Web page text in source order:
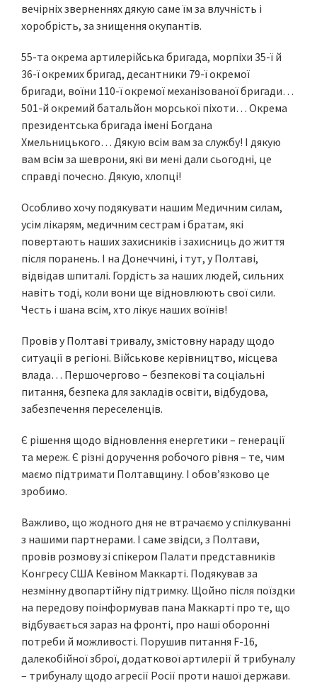
вечірніх зверненнях дякую саме їм за влучність і
хоробрість, за знищення окупантів.
55-та окрема артилерійська бригада, морпіхи 35-ї й
36-ї окремих бригад, десантники 79-ї окремої
бригади, воїни 110-ї окремої механізованої бригади…
501-й окремий батальйон морської піхоти… Окрема
президентська бригада імені Богдана
Хмельницького… Дякую всім вам за службу! І дякую
вам всім за шеврони, які ви мені дали сьогодні, це
справді почесно. Дякую, хлопці!
Особливо хочу подякувати нашим Медичним силам,
усім лікарям, медичним сестрам і братам, які
повертають наших захисників і захисниць до життя
після поранень. І на Донеччині, і тут, у Полтаві,
відвідав шпиталі. Гордість за наших людей, сильних
навіть тоді, коли вони ще відновлюють свої сили.
Честь і шана всім, хто лікує наших воїнів!
Провів у Полтаві тривалу, змістовну нараду щодо
ситуації в регіоні. Військове керівництво, місцева
влада… Першочергово – безпекові та соціальні
питання, безпека для закладів освіти, відбудова,
забезпечення переселенців.
Є рішення щодо відновлення енергетики – генерації
та мереж. Є різні доручення робочого рівня – те, чим
маємо підтримати Полтавщину. І обов’язково це
зробимо.
Важливо, що жодного дня не втрачаємо у спілкуванні
з нашими партнерами. І саме звідси, з Полтави,
провів розмову зі спікером Палати представників
Конгресу США Кевіном Маккарті. Подякував за
незмінну двопартійну підтримку. Щойно після поїздки
на передову поінформував пана Маккарті про те, що
відбувається зараз на фронті, про наші оборонні
потреби й можливості. Порушив питання F-16,
далекобійної зброї, додаткової артилерії й трибуналу
– трибуналу щодо агресії Росії проти нашої держави.